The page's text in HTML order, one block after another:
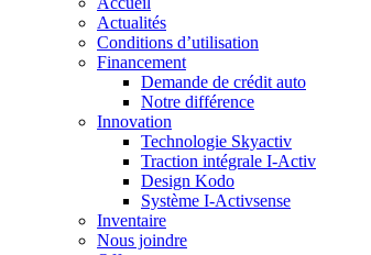
Actualités
Conditions d’utilisation
Financement
Demande de crédit auto
Notre différence
Innovation
Technologie Skyactiv
Traction intégrale I-Activ
Design Kodo
Système I-Activsense
Inventaire
Nous joindre